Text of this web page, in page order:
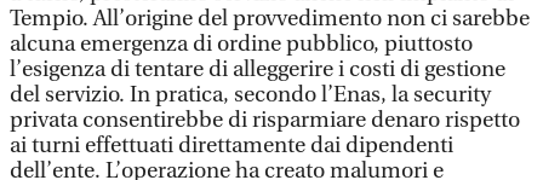
Tempio. All’origine del provvedimento non ci sarebbe
alcuna emergenza di ordine pubblico, piuttosto
l’esigenza di tentare di alleggerire i costi di gestione
del servizio. In pratica, secondo l’Enas, la security
privata consentirebbe di risparmiare denaro rispetto
ai turni effettuati direttamente dai dipendenti
dell’ente. L’operazione ha creato malumori e